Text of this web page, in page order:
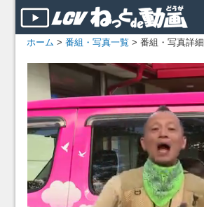
ホーム > 番組・写真一覧 > 番組・写真詳細